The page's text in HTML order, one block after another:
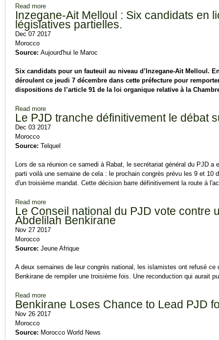
Read more
Inzegane-Ait Melloul : Six candidats en
législatives partielles.
Dec 07 2017
Morocco
Source: Aujourd'hui le Maroc
Six candidats pour un fauteuil au niveau d’Inzegane-Ait Melloul.
déroulent ce jeudi 7 décembre dans cette préfecture pour
dispositions de l’article 91 de la loi organique relative à la
Read more
Le PJD tranche définitivement le débat
Dec 03 2017
Morocco
Source: Telquel
Lors de sa réunion ce samedi à Rabat, le secrétariat général du PJD a
parti voilà une semaine de cela : le prochain congrès prévu les 9 et 10
d'un troisième mandat. Cette décision barre définitivement la route à
Read more
Le Conseil national du PJD vote contre
Abdelilah Benkirane
Nov 27 2017
Morocco
Source: Jeune Afrique
A deux semaines de leur congrès national, les islamistes ont refusé
Benkirane de rempiler une troisième fois. Une reconduction qui aurait
Read more
Benkirane Loses Chance to Lead PJD
Nov 26 2017
Morocco
Source: Morocco World News